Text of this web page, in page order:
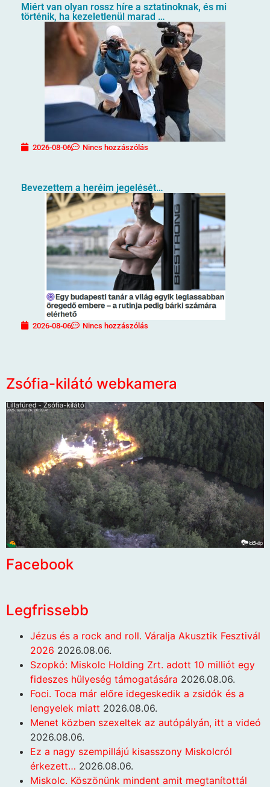
Miért van olyan rossz híre a sztatinoknak, és mi
történik, ha kezeletlenül marad …
2026-08-06 Nincs hozzászólás
Bevezettem a heréim jegelését…
2026-08-06 Nincs hozzászólás
Zsófia-kilátó webkamera
Facebook
Legfrissebb
Jézus és a rock and roll. Váralja Akusztik Fesztivál
2026 2026.08.06.
Szopkó: Miskolc Holding Zrt. adott 10 milliót egy
fideszes hülyeség támogatására 2026.08.06.
Foci. Toca már előre idegeskedik a zsidók és a
lengyelek miatt 2026.08.06.
Menet közben szexeltek az autópályán, itt a videó
2026.08.06.
Ez a nagy szempillájú kisasszony Miskolcról
érkezett… 2026.08.06.
Miskolc. Köszönünk mindent amit megtanítottál